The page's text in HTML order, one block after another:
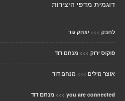
דוגמית מדפי היצירות
לחבק >>> יצחק גור
פוקוס ירוק >>> מנחם דוד
אוצר מילים >>> מנחם דוד
you are connected
>>> מנחם דוד